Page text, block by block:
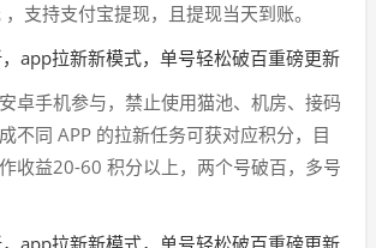
支持支付宝提现，且提现当天到账。
卓手机参与，禁止使用猫池、机房、接码
不同 APP 的拉新任务可获对应积分，目
收益20-60 积分以上，两个号破百，多号